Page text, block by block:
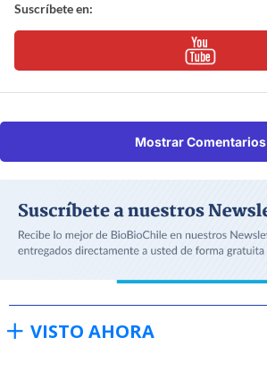
Suscríbete en:
Mostrar Comentarios
VISTO AHORA